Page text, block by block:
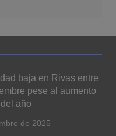
baja en Rivas entre
pese al aumento
año
de 2025